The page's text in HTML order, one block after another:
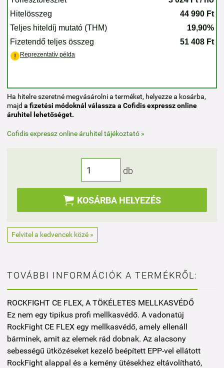
Ha hitelre szeretné megvásárolni a terméket, helyezze a kosárba,
majd a fizetési módoknál válassza a Cofidis expressz online
áruhitel lehetőséget.
Cofidis expressz online áruhitel tájékoztató »
db
 KOSÁRBA HELYEZÉS
Felvitel a kedvencek közé »
TOVÁBBI INFORMÁCIÓK A TERMÉKRŐL:
ROCKFIGHT CE FLEX, A TÖKÉLETES MELLKASVÉDŐ
Ez nem egy tipikus profi mellkasvédő. A vadonatúj
RockFight CE FLEX egy mellkasvédő, amely ellenáll
bárminek, amit az elemek rád dobnak. Az alacsony
sebességű ütközéseket kezelő beépített EPP-vel ellátott
RockFight alappal és a kemény ütésekhez eltávolítható,